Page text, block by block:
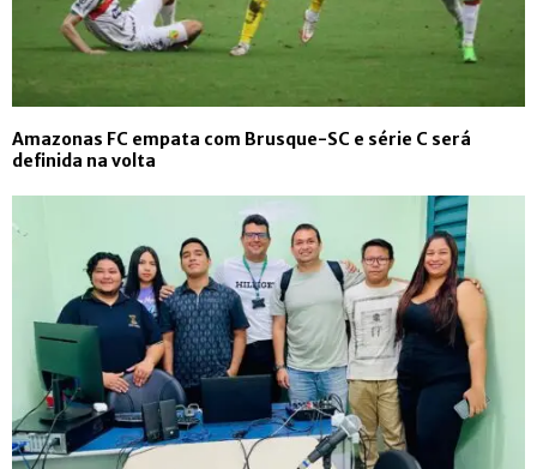
Amazonas FC empata com Brusque-SC e série C será
definida na volta